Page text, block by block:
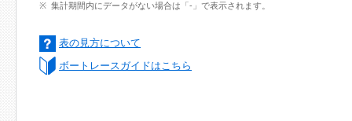
集計期間内にデータがない場合は「-」で表示されます。
表の見方について
ボートレースガイドはこちら